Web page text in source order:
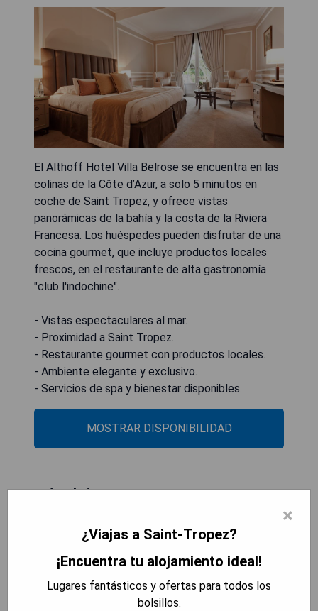
El Althoff Hotel Villa Belrose se encuentra en las
colinas de la Côte d’Azur, a solo 5 minutos en
coche de Saint Tropez, y ofrece vistas
panorámicas de la bahía y la costa de la Riviera
Francesa. Los huéspedes pueden disfrutar de una
cocina gourmet, que incluye productos locales
frescos, en el restaurante de alta gastronomía
"club l'indochine".
- Vistas espectaculares al mar.
- Proximidad a Saint Tropez.
- Restaurante gourmet con productos locales.
- Ambiente elegante y exclusivo.
- Servicios de spa y bienestar disponibles.
MOSTRAR DISPONIBILIDAD
Hôtel de Paris Saint-Tropez
×
¿Viajas a Saint-Tropez?
¡Encuentra tu alojamiento ideal!
Lugares fantásticos y ofertas para todos los
bolsillos.